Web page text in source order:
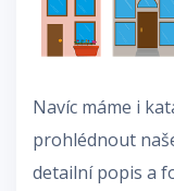
Navíc máme i
prohlédnout
detailní popis a